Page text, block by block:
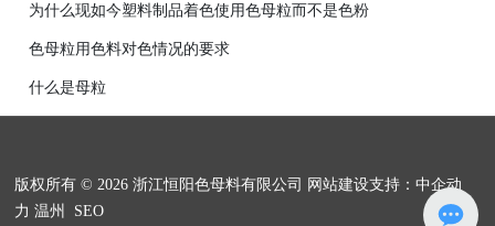
为什么现如今塑料制品着色使用色母粒而不是色粉
色母粒用色料对色情况的要求
什么是母粒
版权所有 © 2026 浙江恒阳色母料有限公司 网站建设支持：中企动
力 温州 SEO